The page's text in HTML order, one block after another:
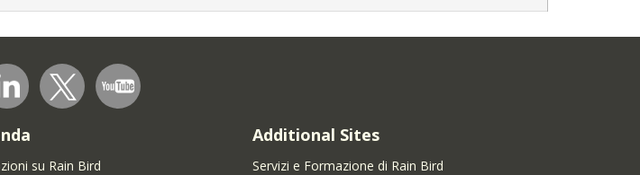
su Rain Bird
Additional Sites
Servizi e Formazione di Rain Bird